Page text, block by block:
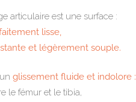
articulaire est une surface :
lisse,
et légèrement souple.
glissement fluide et indolore :
le fémur et le tibia,